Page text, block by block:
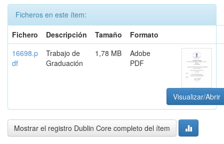
Ficheros en este ítem:
Fichero
Descripción Tamaño
Formato
16698.p
df
Trabajo de
Graduación
1,78 MB
Adobe
PDF
Visualizar/Abrir
Mostrar el registro Dublin Core completo del ítem